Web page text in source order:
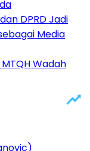
DPRD Jadi
Media
Wadah